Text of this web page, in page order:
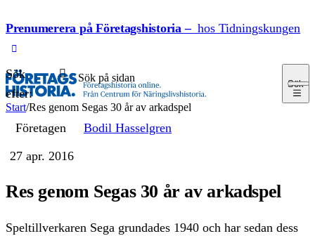
Prenumerera på Företagshistoria – hos Tidningskungen
Sök
efter:
Sök
Start/Res genom Segas 30 år av arkadspel
Företagen
Bodil Hasselgren
27 apr. 2016
Res genom Segas 30 år av arkadspel
Speltillverkaren Sega grundades 1940 och har sedan dess